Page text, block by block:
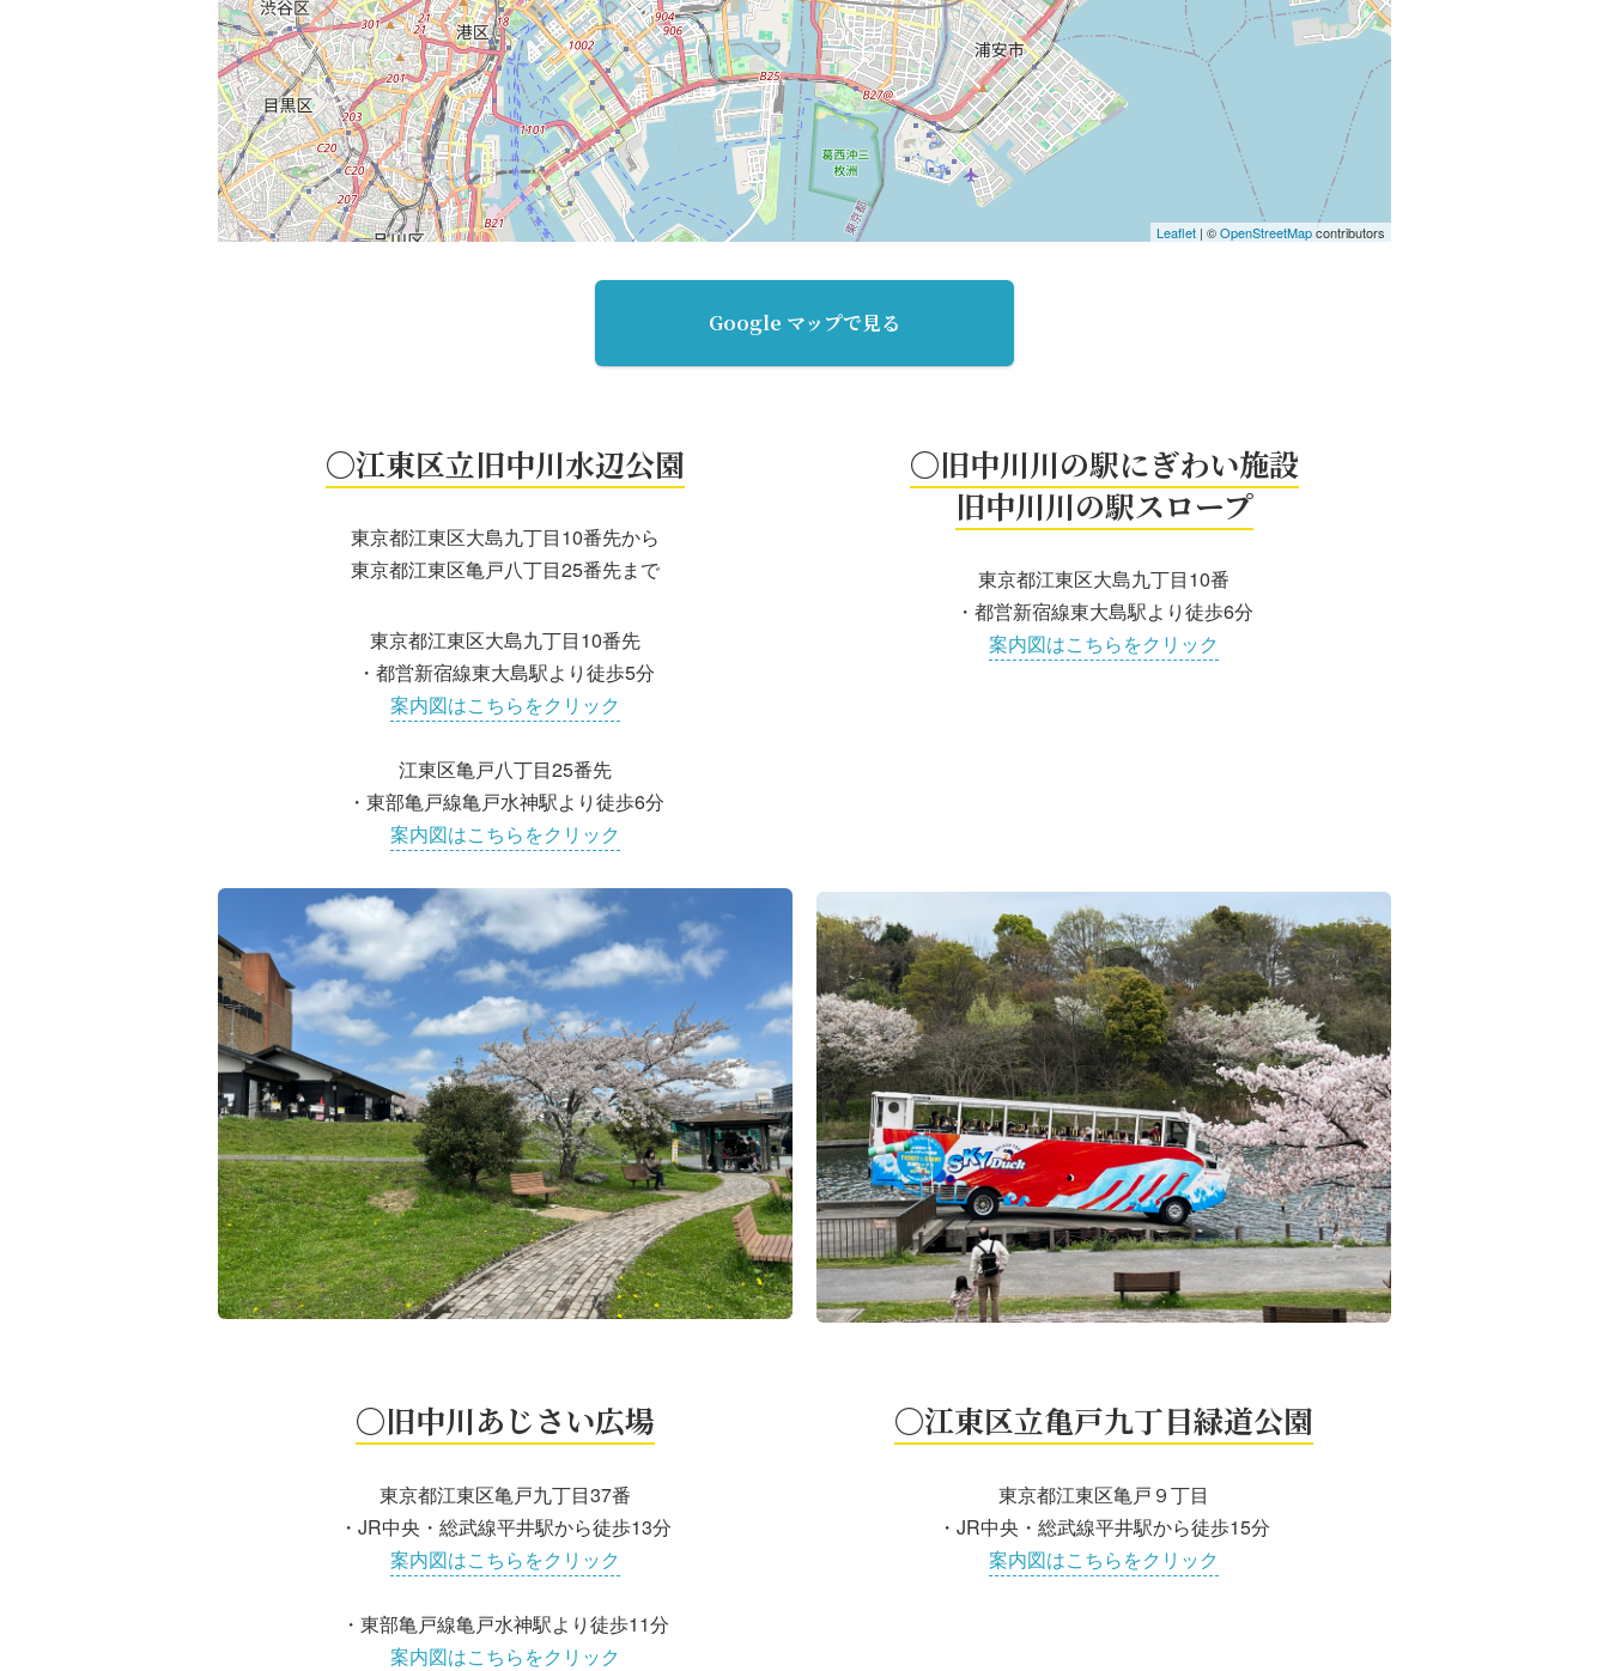
Leaflet | ©OpenStreetMapcontributors
Google マップで見る
〇江東区立旧中川水辺公園
東京都江東区大島九丁目10番先から
東京都江東区亀戸八丁目25番先まで
東京都江東区大島九丁目10番先
・都営新宿線東大島駅より徒歩5分
案内図はこちらをクリック
江東区亀戸八丁目25番先
・東部亀戸線亀戸水神駅より徒歩6分
案内図はこちらをクリック
〇旧中川川の駅にぎわい施設
旧中川川の駅スロープ
東京都江東区大島九丁目10番
・都営新宿線東大島駅より徒歩6分
案内図はこちらをクリック
〇旧中川あじさい広場
東京都江東区亀戸九丁目37番
・JR中央・総武線平井駅から徒歩13分
案内図はこちらをクリック
・東部亀戸線亀戸水神駅より徒歩11分
案内図はこちらをクリック
〇江東区立亀戸九丁目緑道公園
東京都江東区亀戸９丁目
・JR中央・総武線平井駅から徒歩15分
案内図はこちらをクリック